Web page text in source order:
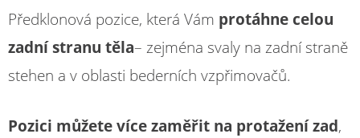
Předklonová pozice, která Vám protáhne celou
zadní stranu těla– zejména svaly na zadní straně
stehen a v oblasti bederních vzpřimovačů.
Pozici můžete více zaměřit na protažení zad,